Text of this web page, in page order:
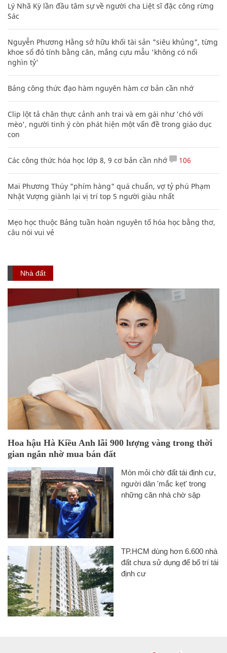
Lý Nhã Kỳ lần đầu tâm sự về người cha Liệt sĩ đặc công rừng
Sác
Nguyễn Phương Hằng sở hữu khối tài sản "siêu khủng", từng
khoe sổ đỏ tính bằng cân, mắng cựu mẫu 'không có nổi
nghìn tỷ'
Bảng công thức đạo hàm nguyên hàm cơ bản cần nhớ
Clip lột tả chân thực cảnh anh trai và em gái như 'chó với
mèo', người tinh ý còn phát hiện một vấn đề trong giáo dục
con
Các công thức hóa học lớp 8, 9 cơ bản cần nhớ 106
Mai Phương Thúy "phím hàng" quá chuẩn, vợ tỷ phú Phạm
Nhật Vượng giành lại vị trí top 5 người giàu nhất
Mẹo học thuộc Bảng tuần hoàn nguyên tố hóa học bằng thơ,
câu nói vui vẻ
Nhà đất
Hoa hậu Hà Kiều Anh lãi 900 lượng vàng trong thời
gian ngắn nhờ mua bán đất
Mòn mỏi chờ đất tái định cư,
người dân 'mắc kẹt' trong
những căn nhà chờ sập
TP.HCM dùng hơn 6.600 nhà
đất chưa sử dụng để bố trí tái
định cư